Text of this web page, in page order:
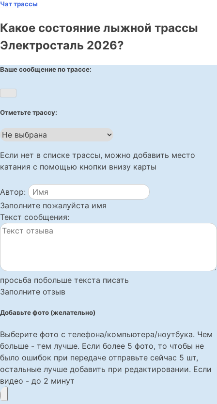
Чат трассы
Какое состояние лыжной трассы
Электросталь 2026?
Ваше сообщение по трассе:
Отметьте трассу:
Если нет в списке трассы, можно добавить место
катания с помощью кнопки внизу карты
Автор:
Заполните пожалуйста имя
Текст сообщения:
просьба побольше текста писать
Заполните отзыв
Добавьте фото (желательно)
Выберите фото с телефона/компьютера/ноутбука. Чем
больше - тем лучше. Если более 5 фото, то чтобы не
было ошибок при передаче отправьте сейчас 5 шт,
остальные лучше добавить при редактировании. Если
видео - до 2 минут